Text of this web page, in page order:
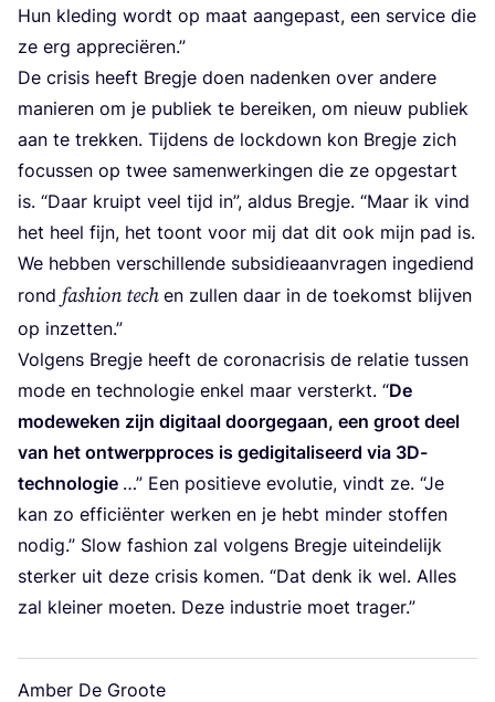
Hun kle­ding wordt op maat aan­ge­past, een ser­vi­ce die
ze erg appreciëren.”
De cri­sis heeft Breg­je doen naden­ken over ande­re
manie­ren om je publiek te berei­ken, om nieuw publiek
aan te trek­ken. Tij­dens de lock­down kon Breg­je zich
focus­sen op twee samen­wer­kin­gen die ze opge­start
is. “Daar kruipt veel tijd in”, aldus Breg­je. “Maar ik vind
het heel fijn, het toont voor mij dat dit ook mijn pad is.
We heb­ben ver­schil­len­de sub­si­die­aan­vra­gen inge­diend
rond fas­hi­on tech en zul­len daar in de toe­komst blij­ven
op inzetten.”
Vol­gens Breg­je heeft de corona­cri­sis de rela­tie tus­sen
mode en tech­no­lo­gie enkel maar ver­sterkt. “De
mode­we­ken zijn digi­taal door­ge­gaan, een groot deel
van het ont­werp­pro­ces is gedi­gi­ta­li­seerd via 3D-
tech­no­lo­gie …” Een posi­tie­ve evo­lu­tie, vindt ze. “Je
kan zo effi­ci­ën­ter wer­ken en je hebt min­der stof­fen
nodig.” Slow fas­hi­on zal vol­gens Breg­je uit­ein­de­lijk
ster­ker uit deze cri­sis komen. “Dat denk ik wel. Alles
zal klei­ner moe­ten. Deze indu­strie moet trager.”
Amber De Groote